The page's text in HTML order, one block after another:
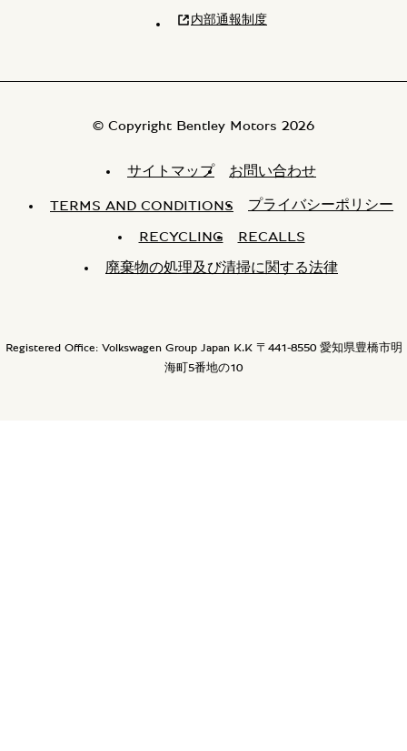
内部通報制度
© Copyright Bentley Motors 2026
サイトマップ お問い合わせ
TERMS AND CONDITIONS プライバシーポリシー
RECYCLING RECALLS
廃棄物の処理及び清掃に関する法律
Registered Office: Volkswagen Group Japan K.K 〒441-8550 愛知県豊橋市明
海町5番地の10